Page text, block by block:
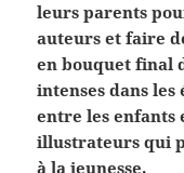
leurs parents
auteurs et faire
en bouquet final
intenses dans les
entre les enfants
illustrateurs qui
à la jeunesse.